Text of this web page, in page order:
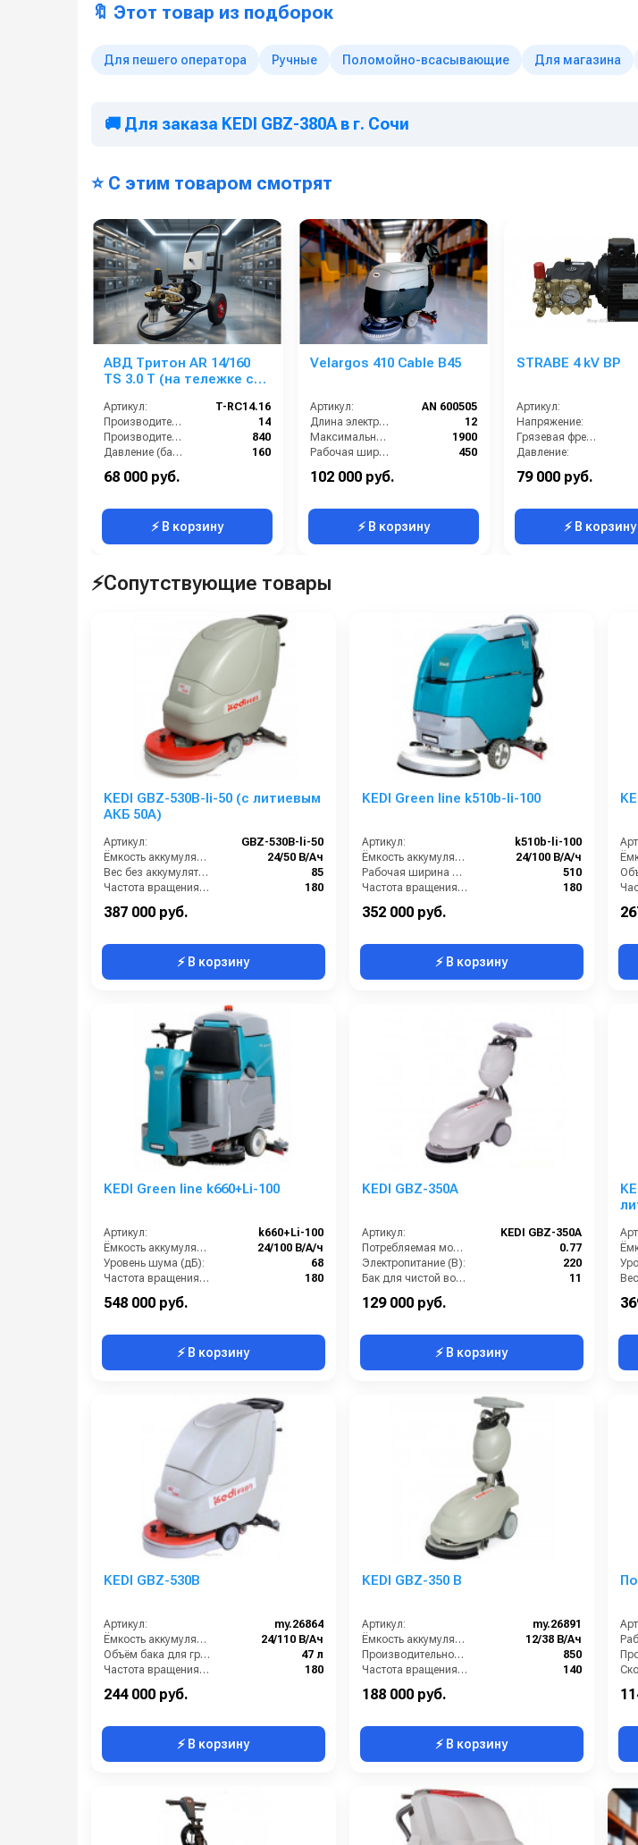
🔖 Этот товар из подборок
Для пешего оператора Ручные Поломойно-всасывающие Для магазина
🚚 Для заказа KEDI GBZ-380A в г. Сочи
⭐ С этим товаром смотрят
АВД Тритон AR 14/160
TS 3.0 T (на тележке с
крючками для хранения
шланга, электрикой и
теплозащитой)
Артикул:
T-RC14.16
Производительность (л/мин):
14
Производительность (л/ч):
840
Давление (бар):
160
Напряжение (В):
Страна-производитель:
68 000 руб.
⚡ В корзину
Velargos 410 Cable B45
Артикул:
AN 600505
Длина электрического кабеля (м):
12
Максимальная производительность (кв.м/час):
1900
Рабочая ширина (мм):
450
Тип щетки:
102 000 руб.
⚡ В корзину
STRABE 4 kV BP
Артикул:
Напряжение:
Грязевая фреза:
Давление:
Защита от включения без воды:
Класс оборудования:
79 000 руб.
⚡ В корзину
⚡Сопутствующие товары
KEDI GBZ-530B-li-50 (с литиевым
АКБ 50А)
Артикул:
GBZ-530B-li-50
Ёмкость аккумуляторов (Ач):
24/50 В/Ач
Вес без аккумуляторов (кг):
85
Частота вращения щетки (об/мин):
180
387 000 руб.
⚡ В корзину
KEDI Green line k510b-li-100
Артикул:
k510b-li-100
Ёмкость аккумуляторов (Ач):
24/100 В/А/ч
Рабочая ширина щеток (мм):
510
Частота вращения щетки (об/мин):
180
352 000 руб.
⚡ В корзину
KEDI Green line k660+Li-100
Артикул:
k660+Li-100
Ёмкость аккумуляторов (Ач):
24/100 В/А/ч
Уровень шума (дБ):
68
Частота вращения щетки (об/мин):
180
548 000 руб.
⚡ В корзину
KEDI GBZ-350A
Артикул:
KEDI GBZ-350A
Потребляемая мощность (кВт):
0.77
Электропитание (В):
220
Бак для чистой воды (л):
11
129 000 руб.
⚡ В корзину
KEDI GBZ-530B
Артикул:
my.26864
Ёмкость аккумуляторов (Ач):
24/110 В/Ач
Объём бака для грязной воды (л):
47 л
Частота вращения щетки (об/мин):
180
244 000 руб.
⚡ В корзину
KEDI GBZ-350 B
Артикул:
my.26891
Ёмкость аккумуляторов (Ач):
12/38 В/Ач
Производительность по площади (м2/ч):
850
Частота вращения щетки (об/мин):
140
188 000 руб.
⚡ В корзину